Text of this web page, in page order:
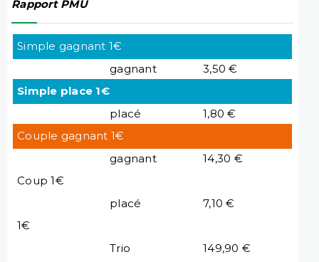
Rapport PMU
Simple gagnant 1€
gagnant
3,50 €
Simple place 1€
placé
1,80 €
Couple gagnant 1€
gagnant
14,30 €
Coup 1€
placé
7,10 €
1€
Trio
149,90 €